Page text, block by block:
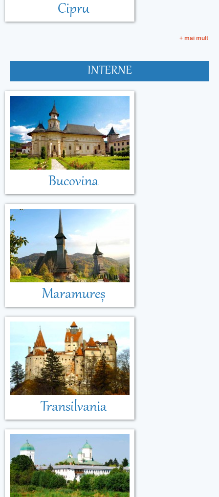
Cipru
+ mai mult
INTERNE
Bucovina
Maramureș
Transilvania